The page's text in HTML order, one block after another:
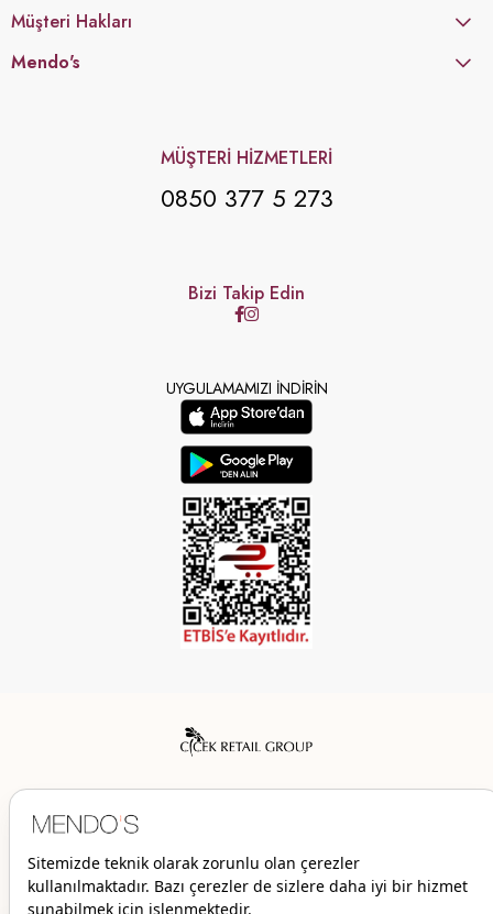
Müşteri Hakları
Mendo's
MÜŞTERİ HİZMETLERİ
0850 377 5 273
Bizi Takip Edin
UYGULAMAMIZI İNDİRİN
© 2026 Mendo’s | Her hakkı saklıdır.